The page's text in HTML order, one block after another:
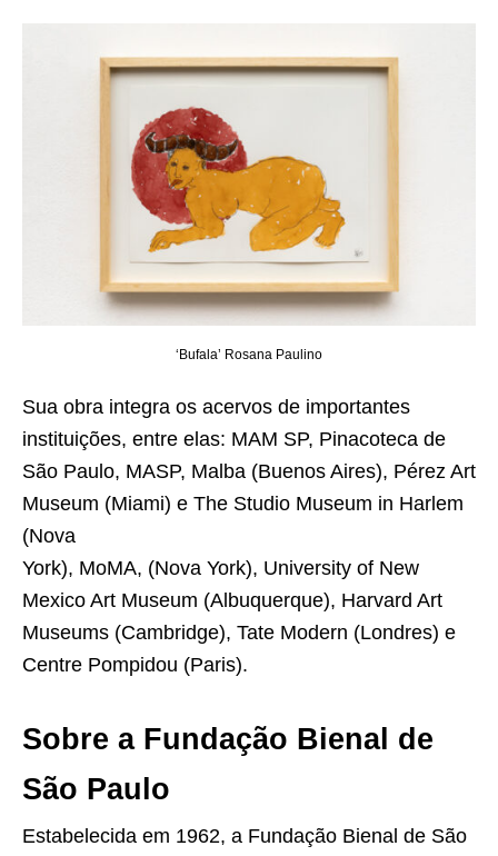
‘Bufala’ Rosana Paulino
Sua obra integra os acervos de importantes
instituições, entre elas: MAM SP, Pinacoteca de
São Paulo, MASP, Malba (Buenos Aires), Pérez Art
Museum (Miami) e The Studio Museum in Harlem
(Nova
York), MoMA, (Nova York), University of New
Mexico Art Museum (Albuquerque), Harvard Art
Museums (Cambridge), Tate Modern (Londres) e
Centre Pompidou (Paris).
Sobre a Fundação Bienal de
São Paulo
Estabelecida em 1962, a Fundação Bienal de São